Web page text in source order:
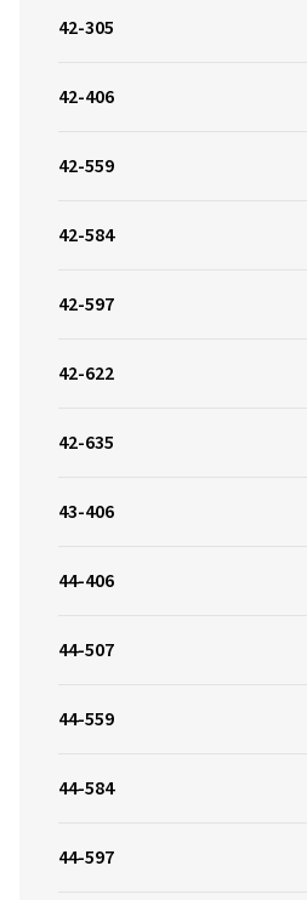
42-305
42-406
42-559
42-584
42-597
42-622
42-635
43-406
44-406
44-507
44-559
44-584
44-597